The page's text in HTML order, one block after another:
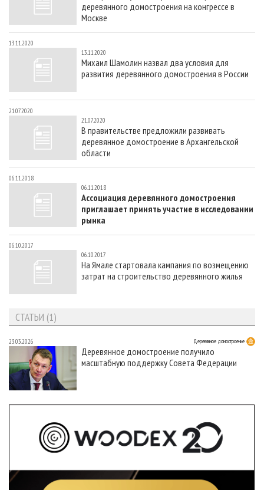
деревянного домостроения на конгрессе в
Москве
13.11.2020
13.11.2020
Михаил Шамолин назвал два условия для
развития деревянного домостроения в России
21.07.2020
21.07.2020
В правительстве предложили развивать
деревянное домостроение в Архангельской
области
06.11.2018
06.11.2018
Ассоциация деревянного домостроения
приглашает принять участие в исследовании
рынка
06.10.2017
06.10.2017
На Ямале стартовала кампания по возмещению
затрат на строительство деревянного жилья
СТАТЬИ (1)
23.03.2026 Деревянное домостроение
Деревянное домостроение получило
масштабную поддержку Совета Федерации